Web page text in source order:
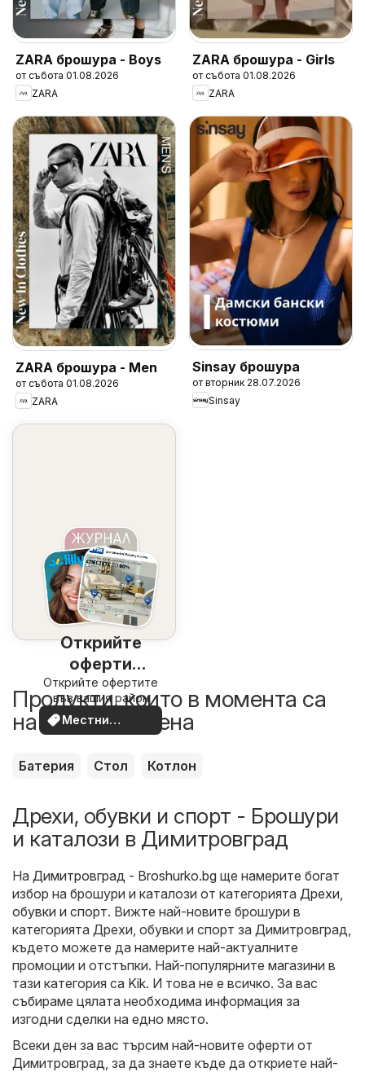
ZARA брошура - Boys
от събота 01.08.2026
ZARA
ZARA брошура - Girls
от събота 01.08.2026
ZARA
ZARA брошура - Men
от събота 01.08.2026
ZARA
Sinsay брошура
от вторник 28.07.2026
Sinsay
Открийте
оферти
наблизо
Открийте офертите
във вашия район
Местни
оферти
Продукти, които в момента са
на по-добра цена
Батерия Стол Котлон
Дрехи, обувки и спорт - Брошури
и каталози в Димитровград
На Димитровград - Broshurko.bg ще намерите богат
избор на брошури и каталози от категорията Дрехи,
обувки и спорт. Вижте най-новите брошури в
категорията Дрехи, обувки и спорт за Димитровград,
където можете да намерите най-актуалните
промоции и отстъпки. Най-популярните магазини в
тази категория са Kik. И това не е всичко. За вас
събираме цялата необходима информация за
изгодни сделки на едно място.
Всеки ден за вас търсим най-новите оферти от
Димитровград, за да знаете къде да откриете най-